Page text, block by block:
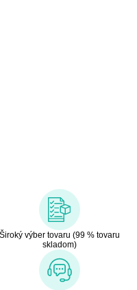
Široký výber tovaru (99 % tovaru
skladom)